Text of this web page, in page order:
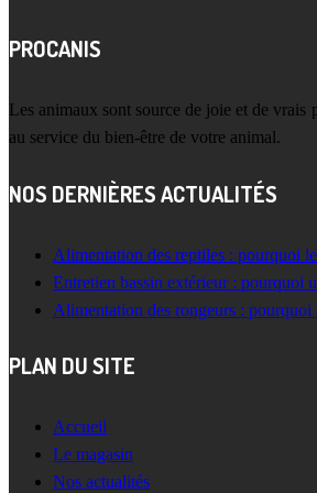
PROCANIS
Les animaux sont source de joie et de vrais
au service du bien-être de votre animal.
NOS DERNIÈRES ACTUALITÉS
Alimentation des reptiles : pourquoi
Entretien bassin extérieur : pourquoi
Alimentation des rongeurs : pourquoi
PLAN DU SITE
Accueil
Le magasin
Nos actualités